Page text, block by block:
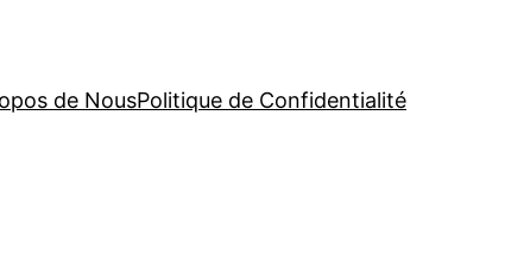
de NousPolitique de Confidentialité